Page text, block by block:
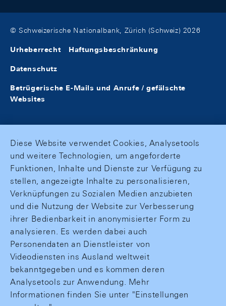
© Schweizerische Nationalbank, Zürich (Schweiz) 2026
Urheberrecht Haftungsbeschränkung
Datenschutz
Betrügerische E-Mails und Anrufe / gefälschte
Websites
Diese Website verwendet Cookies, Analysetools
und weitere Technologien, um angeforderte
Funktionen, Inhalte und Dienste zur Verfügung zu
stellen, angezeigte Inhalte zu personalisieren,
Verknüpfungen zu Sozialen Medien anzubieten
und die Nutzung der Website zur Verbesserung
ihrer Bedienbarkeit in anonymisierter Form zu
analysieren. Es werden dabei auch
Personendaten an Dienstleister von
Videodiensten ins Ausland weltweit
bekanntgegeben und es kommen deren
Analysetools zur Anwendung. Mehr
Informationen finden Sie unter "Einstellungen